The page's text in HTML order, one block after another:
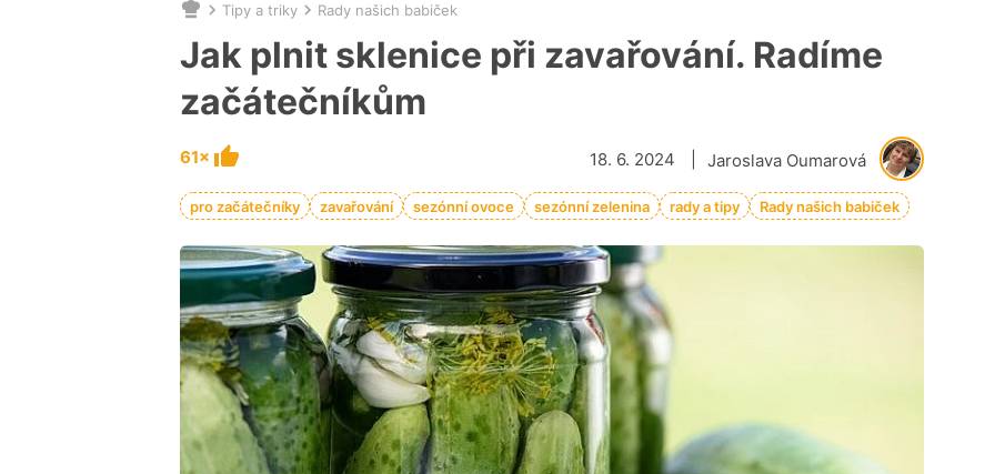
Nacházíte
se
zde:
Tipy a triky Rady našich babiček
Jak plnit sklenice při zavařování. Radíme
začátečníkům
61× Jaroslava Oumarová
18. 6. 2024
pro začátečníky zavařování sezónní ovoce sezónní zelenina rady a tipy Rady našich babiček